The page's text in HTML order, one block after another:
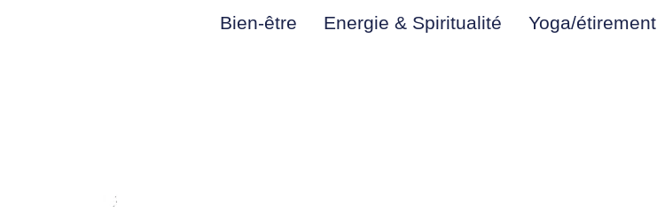
Bien-être Energie & Spiritualité Yoga/étirement